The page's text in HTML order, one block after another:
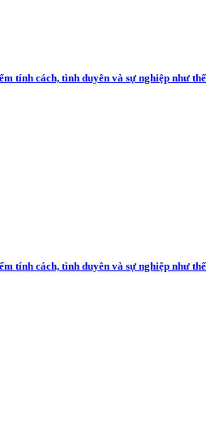
tính cách, tình duyên và sự nghiệp như thế
tính cách, tình duyên và sự nghiệp như thế